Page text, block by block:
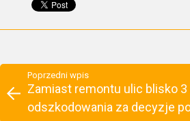
Poprzedni wpis
Zamiast remontu ulic blisko 3
odszkodowania za decyzje